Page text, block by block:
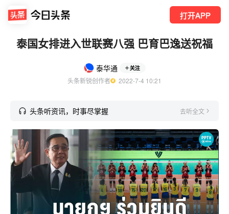
打开APP
泰国女排进入世联赛八强 巴育巴逸送祝福
泰华通 关注
头条新锐创作者
  2022-7-4 10:21
头条听资讯，时事尽掌握 去听全文